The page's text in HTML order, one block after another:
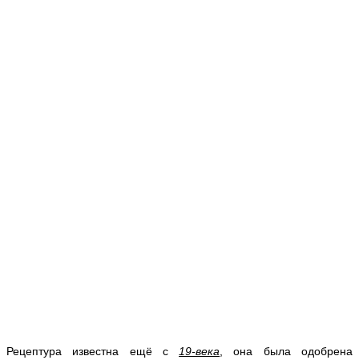
Рецептура известна ещё с 19-века , она была одобрена